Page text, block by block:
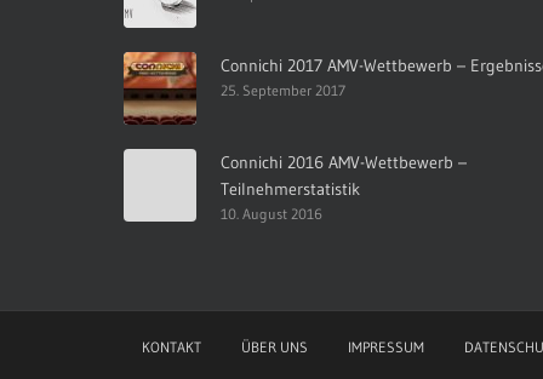
Connichi 2017 AMV-Wettbewerb –
25. September 2017
Connichi 2016 AMV-Wettbewerb –
Teilnehmerstatistik
10. August 2016
KONTAKT ÜBER UNS IMPRESSUM